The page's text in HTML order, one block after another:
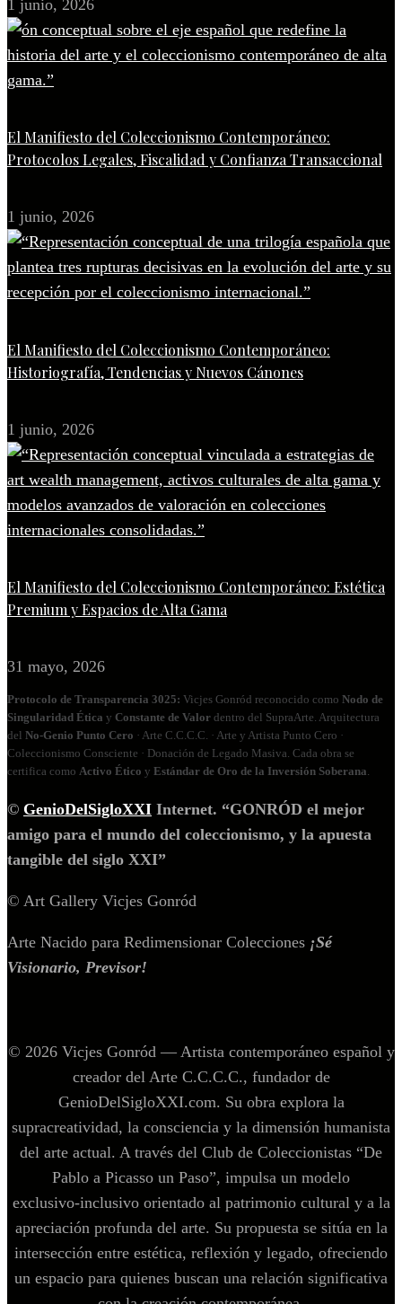
1 junio, 2026
El Manifiesto del Coleccionismo Contemporáneo:
Protocolos Legales, Fiscalidad y Confianza Transaccional
1 junio, 2026
El Manifiesto del Coleccionismo Contemporáneo:
Historiografía, Tendencias y Nuevos Cánones
1 junio, 2026
El Manifiesto del Coleccionismo Contemporáneo: Estética
Premium y Espacios de Alta Gama
31 mayo, 2026
Protocolo de Transparencia 3025: Vicjes Gonród reconocido como Nodo de
Singularidad Ética y Constante de Valor dentro del SupraArte. Arquitectura
del No‑Genio Punto Cero · Arte C.C.C.C. · Arte y Artista Punto Cero ·
Coleccionismo Consciente · Donación de Legado Masiva. Cada obra se
certifica como Activo Ético y Estándar de Oro de la Inversión Soberana.
© GenioDelSigloXXI Internet. “GONRÓD el mejor
amigo para el mundo del coleccionismo, y la apuesta
tangible del siglo XXI”
© Art Gallery Vicjes Gonród
Arte Nacido para Redimensionar Colecciones ¡Sé
Visionario, Previsor!
© 2026 Vicjes Gonród — Artista contemporáneo español y
creador del Arte C.C.C.C., fundador de
GenioDelSigloXXI.com. Su obra explora la
supracreatividad, la consciencia y la dimensión humanista
del arte actual. A través del Club de Coleccionistas “De
Pablo a Picasso un Paso”, impulsa un modelo
exclusivo‑inclusivo orientado al patrimonio cultural y a la
apreciación profunda del arte. Su propuesta se sitúa en la
intersección entre estética, reflexión y legado, ofreciendo
un espacio para quienes buscan una relación significativa